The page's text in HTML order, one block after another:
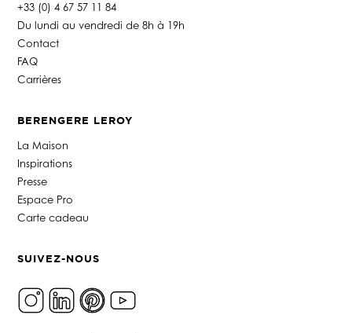
+33 (0) 4 67 57 11 84
Du lundi au vendredi de 8h à 19h
Contact
FAQ
Carrières
BERENGERE LEROY
La Maison
Inspirations
Presse
Espace Pro
Carte cadeau
SUIVEZ-NOUS